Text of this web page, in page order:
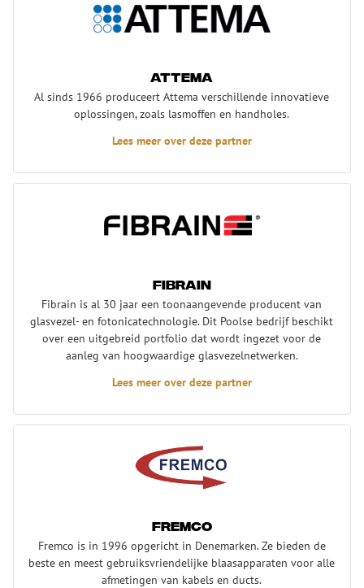
Attema
Al sinds 1966 produceert Attema verschillende innovatieve
oplossingen, zoals lasmoffen en handholes.
Lees meer over deze partner
Fibrain
Fibrain is al 30 jaar een toonaangevende producent van
glasvezel- en fotonicatechnologie. Dit Poolse bedrijf beschikt
over een uitgebreid portfolio dat wordt ingezet voor de
aanleg van hoogwaardige glasvezelnetwerken.
Lees meer over deze partner
Fremco
Fremco is in 1996 opgericht in Denemarken. Ze bieden de
beste en meest gebruiksvriendelijke blaasapparaten voor alle
afmetingen van kabels en ducts.